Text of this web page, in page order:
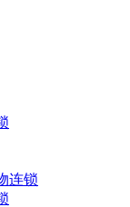
连锁